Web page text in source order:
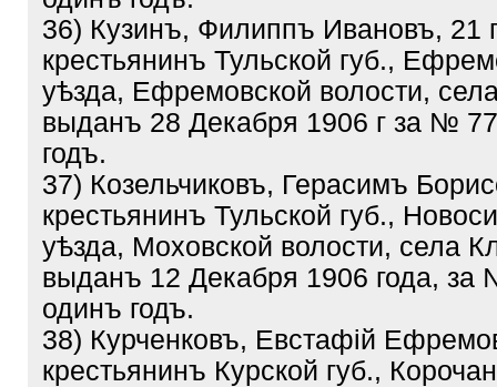
36) Кузинъ, Филиппъ Ивановъ, 21
крестьянинъ Тульской губ.,
уѣзда, Ефремовской волости,
выданъ 28 Декабря 1906 г за №
годъ.
37) Козельчиковъ, Герасимъ
крестьянинъ Тульской губ.,
уѣзда, Моховской волости, села
выданъ 12 Декабря 1906 года, за
одинъ годъ.
38) Курченковъ, Евстафій
крестьянинъ Курской губ.,